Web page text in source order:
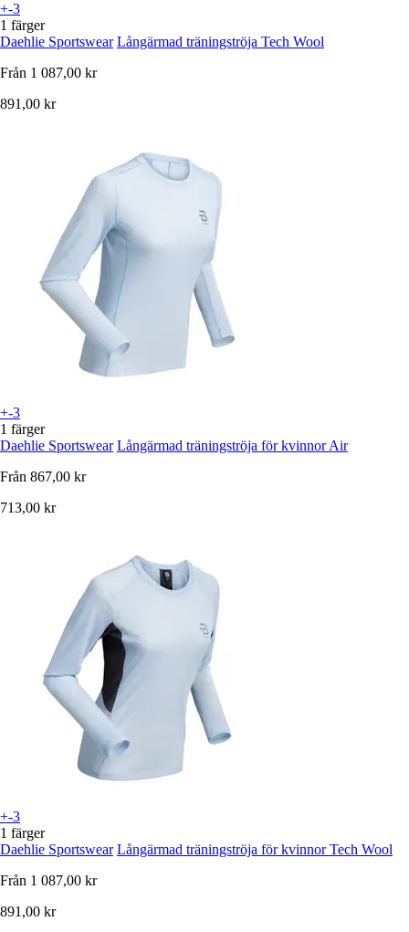
+-3
1 färger
Daehlie Sportswear Långärmad träningströja Tech Wool
Från 1 087,00 kr
891,00 kr
+-3
1 färger
Daehlie Sportswear Långärmad träningströja för kvinnor Air
Från 867,00 kr
713,00 kr
+-3
1 färger
Daehlie Sportswear Långärmad träningströja för kvinnor Tech Wool
Från 1 087,00 kr
891,00 kr